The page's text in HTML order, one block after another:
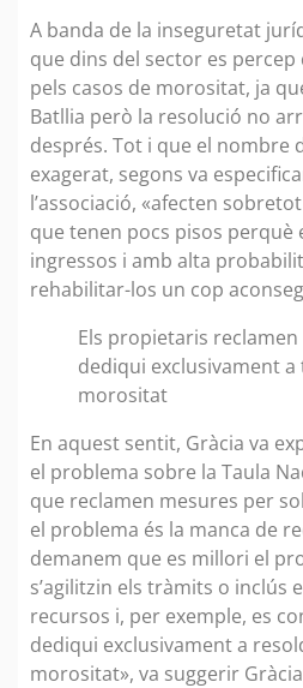
A banda de la inseguretat
que dins del sector es
pels casos de morositat, ja
Batllia però la resolució no
després. Tot i que el nombre
exagerat, segons va
l’associació, «afecten
que tenen pocs pisos perquè
ingressos i amb alta
rehabilitar-los un cop
Els propietaris
dediqui exclusivament a
morositat
En aquest sentit, Gràcia va
el problema sobre la Taula
que reclamen mesures per
el problema és la manca de
demanem que es millori el
s’agilitzin els tràmits o inclús
recursos i, per exemple, es
dediqui exclusivament a
morositat», va suggerir